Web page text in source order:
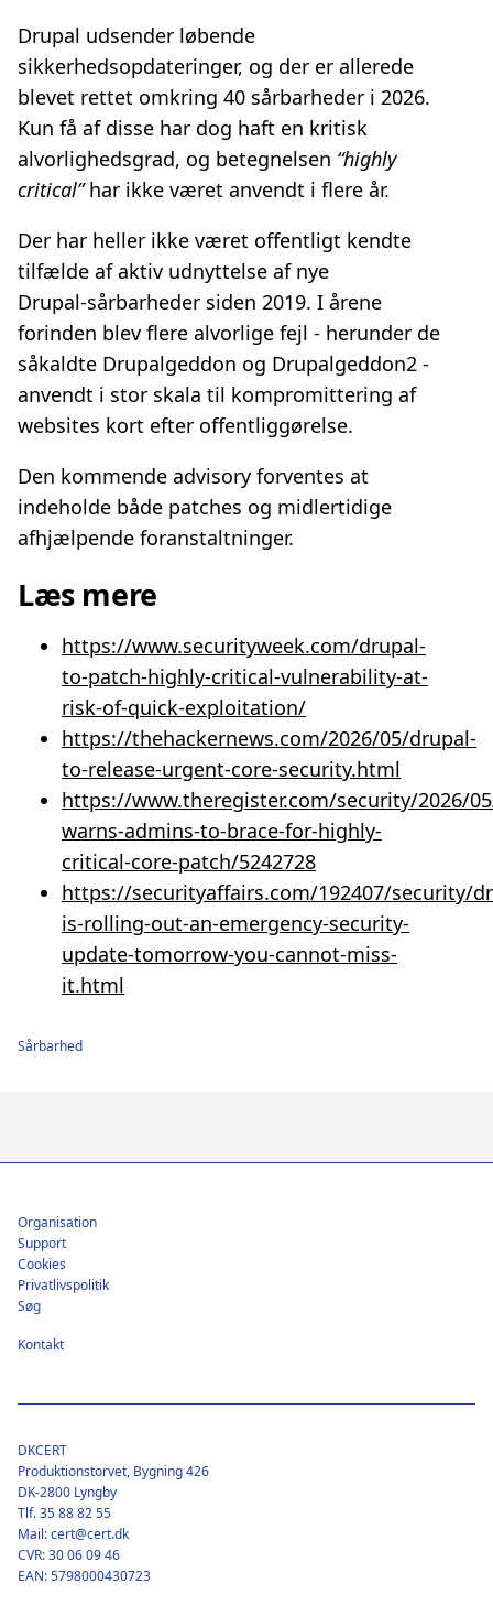
Drupal udsender løbende
sikkerhedsopdateringer, og der er allerede
blevet rettet omkring 40 sårbarheder i 2026.
Kun få af disse har dog haft en kritisk
alvorlighedsgrad, og betegnelsen “highly
critical”har ikke været anvendt i flere år.
Der har heller ikke været offentligt kendte
tilfælde af aktiv udnyttelse af nye
Drupal‑sårbarheder siden 2019. I årene
forinden blev flere alvorlige fejl - herunder de
såkaldte Drupalgeddon og Drupalgeddon2 -
anvendt i stor skala til kompromittering af
websites kort efter offentliggørelse.
Den kommende advisory forventes at
indeholde både patches og midlertidige
afhjælpende foranstaltninger.
Læs mere
https://www.securityweek.com/drupal-
to-patch-highly-critical-vulnerability-at-
risk-of-quick-exploitation/
https://thehackernews.com/2026/05/drupal-
to-release-urgent-core-security.html
https://www.theregister.com/security/2026/
warns-admins-to-brace-for-highly-
critical-core-patch/5242728
https://securityaffairs.com/192407/security/
is-rolling-out-an-emergency-security-
update-tomorrow-you-cannot-miss-
it.html
Sårbarhed
Footer
Organisation
Support
Cookies
Privatlivspolitik
Søg
Kontakt
DKCERT
Produktionstorvet, Bygning 426
DK-2800 Lyngby
Tlf. 35 88 82 55
Mail: cert@cert.dk
CVR: 30 06 09 46
EAN: 5798000430723